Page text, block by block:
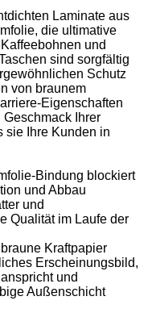
Laminate aus
die ultimative
und
sind sorgfältig
Schutz
von braunem
Eigenschaften
Ihrer
sie Ihre Kunden in
Bindung blockiert
und Abbau
und
Qualität im Laufe der
Kraftpapier
Erscheinungsbild,
und
Außenschicht